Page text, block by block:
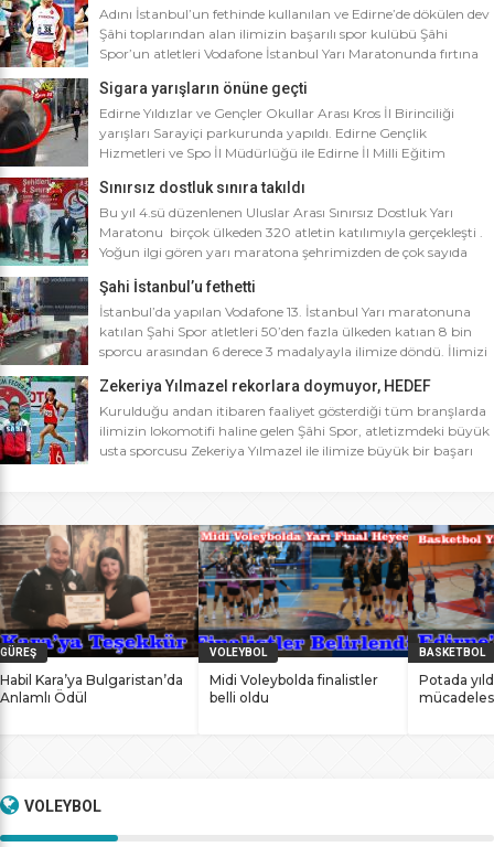
Adını İstanbul’un fethinde kullanılan ve Edirne’de dökülen dev
Şâhi toplarından alan ilimizin başarılı spor kulübü Şâhi
Spor’un atletleri Vodafone İstanbul Yarı Maratonunda fırtına
Vodafone İstanbul Yarı Maratonu’na ilimizden Şâhi Spor 5
sporcusuyla katıldı. Vodafone İstanbul Yarı Maratonu 10 bin
metre yarışına toplamda 4 bin […]
Sigara yarışların önüne geçti
Edirne Yıldızlar ve Gençler Okullar Arası Kros İl Birinciliği
yarışları Sarayiçi parkurunda yapıldı. Edirne Gençlik
Hizmetleri ve Spo İl Müdürlüğü ile Edirne İl Milli Eğitim
Birinciliği yarışları Sarayiçi parkurunda yapıldı. Oldukça soğuk
ve yağmurlu bir havada düzenlenen yarışlara katılımın
yoğun olması atletizm adına sevindirici bulunurken Atletizm
Federasyonu İl […]
Sınırsız dostluk sınıra takıldı
Bu yıl 4.sü düzenlenen Uluslar Arası Sınırsız Dostluk Yarı
Maratonu birçok ülkeden 320 atletin katılımıyla gerçekleşti .
Yoğun ilgi gören yarı maratona şehrimizden de çok sayıda
Ali Soydan tarafından yeni kurulmasına rağmen bir çok
branşta başarıdan başarıya koşan Edirne Al Kan Spor Kulübü
de […]
Şahi İstanbul’u fethetti
İstanbul’da yapılan Vodafone 13. İstanbul Yarı maratonuna
katılan Şahi Spor atletleri 50’den fazla ülkeden katıan 8 bin
sporcu arasından 6 derece 3 madalyayla ilimize döndü. İlimizi
spor, başarılarına bir yensini ekledi. İstanbul’da yapılan ve
50’yi aşkın ülkeden 8 bin sporcunun katıldığı Vodafone 13.
İstanbul Yarı Maratonuna katılan […]
Zekeriya Yılmazel rekorlara doymuyor, HEDEF
OLİMPİYAT ŞAMPİYONLUĞU
Kurulduğu andan itibaren faaliyet gösterdiği tüm branşlarda
ilimizin lokomotifi haline gelen Şâhi Spor, atletizmdeki büyük
usta sporcusu Zekeriya Yılmazel ile ilimize büyük bir başarı
başarılarına yenilerini ekledi. İstanbul Ataköy’de 11-12 Mart
2017 tarihlerinde düzenlenen Masterlar […]
GÜREŞ
Habil Kara’ya Bulgaristan’da
Anlamlı Ödül
VOLEYBOL
Midi Voleybolda finalistler
belli oldu
BASKETBOL
Potada
VOLEYBOL